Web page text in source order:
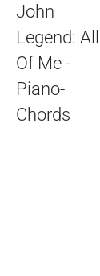
John
Legend: All
Of Me -
Piano-
Chords